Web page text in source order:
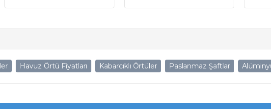
Havuz Örtü Fiyatları Kabarcıklı Örtüler Paslanmaz Şaftlar